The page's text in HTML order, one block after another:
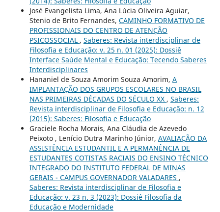
José Evangelista Lima, Ana Lúcia Oliveira Aguiar,
Stenio de Brito Fernandes, CAMINHO FORMATIVO DE
PROFISSIONAIS DO CENTRO DE ATENÇÃO
PSICOSSOCIAL , Saberes: Revista interdisciplinar de
Filosofia e Educação: v. 25 n. 01 (2025): Dossiê
Interface Saúde Mental e Educação: Tecendo Saberes
Interdisciplinares
Hananiel de Souza Amorim Souza Amorim, A
IMPLANTAÇÃO DOS GRUPOS ESCOLARES NO BRASIL
NAS PRIMEIRAS DÉCADAS DO SÉCULO XX , Saberes:
Revista interdisciplinar de Filosofia e Educação: n. 12
(2015): Saberes: Filosofia e Educação
Graciele Rocha Morais, Ana Cláudia de Azevedo
Peixoto , Lenício Dutra Marinho Júnior, AVALIAÇÃO DA
ASSISTÊNCIA ESTUDANTIL E A PERMANÊNCIA DE
ESTUDANTES COTISTAS RACIAIS DO ENSINO TÉCNICO
INTEGRADO DO INSTITUTO FEDERAL DE MINAS
GERAIS - CAMPUS GOVERNADOR VALADARES ,
Saberes: Revista interdisciplinar de Filosofia e
Educação: v. 23 n. 3 (2023): Dossiê Filosofia da
Educação e Modernidade